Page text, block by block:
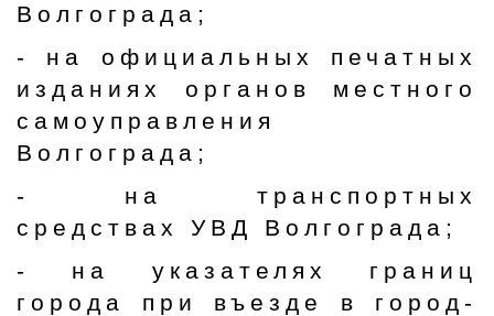
Волгограда;
- на официальных печатных
изданиях органов местного
самоуправления
Волгограда;
- на транспортных
средствах УВД Волгограда;
- на указателях границ
города при въезде в город-